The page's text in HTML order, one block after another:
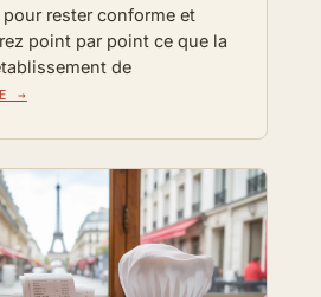
rester conforme et
point par point ce que la
de
→